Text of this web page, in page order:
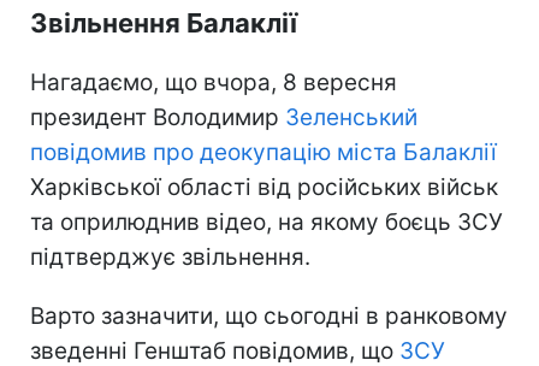
Звільнення Балаклії
Нагадаємо, що вчора, 8 вересня
президент Володимир Зеленський
повідомив про деокупацію міста Балаклії
Харківської області від російських військ
та оприлюднив відео, на якому боєць ЗСУ
підтверджує звільнення.
Варто зазначити, що сьогодні в ранковому
зведенні Генштаб повідомив, що ЗСУ